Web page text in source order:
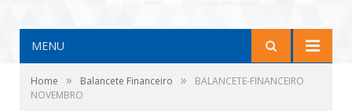
MENU
Home » Balancete Financeiro »
BALANCETE-FINANCEIRO
NOVEMBRO